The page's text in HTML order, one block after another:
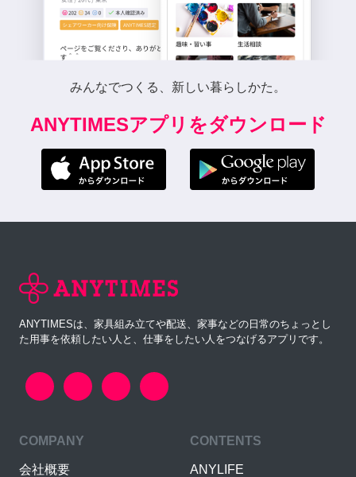
みんなでつくる、新しい暮らしかた。
ANYTIMESアプリをダウンロード
ANYTIMESは、家具組み立てや配送、家事などの日常のちょっとし
た用事を依頼したい人と、仕事をしたい人をつなげるアプリです。
COMPANY
会社概要
CONTENTS
ANYLIFE